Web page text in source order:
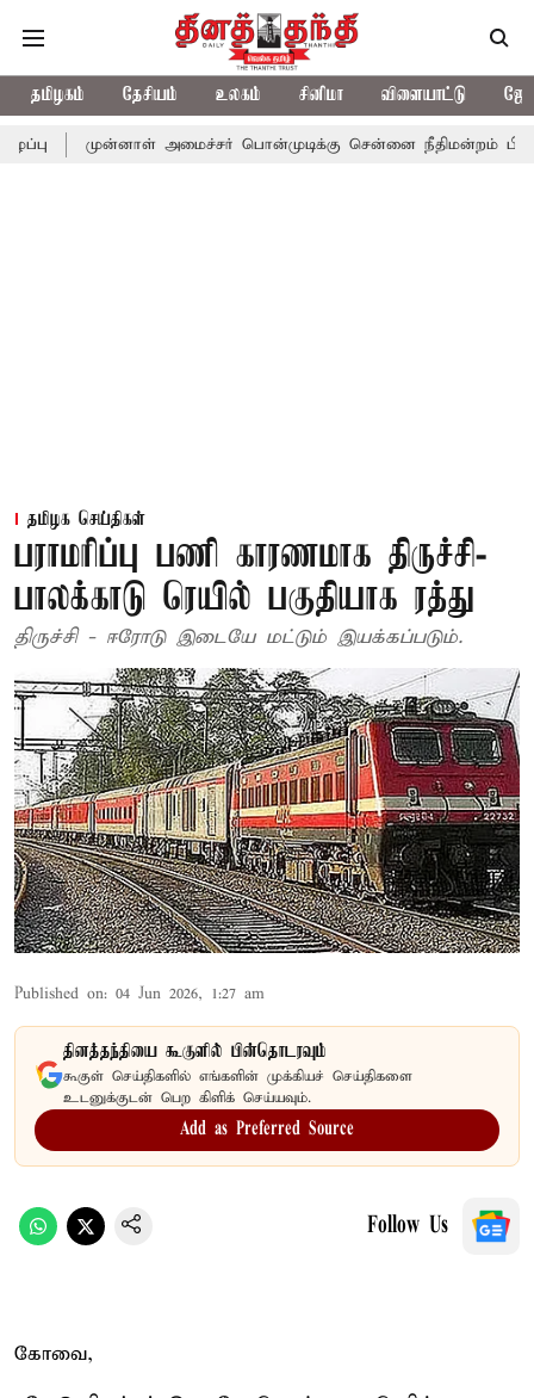
தமிழகம் தேசியம் உலகம் சினிமா விளையாட்டு
அமைச்சர் பொன்முடிக்கு சென்னை நீதிமன்றம் பிடிவாராண்ட்
தமிழக செய்திகள்
பராமரிப்பு பணி காரணமாக திருச்சி-
பாலக்காடு ரெயில் பகுதியாக ரத்து
திருச்சி - ஈரோடு இடையே மட்டும் இயக்கப்படும்.
Published on: 04 Jun 2026, 1:27 am
தினத்தந்தியை கூகுளில் பின்தொடரவும்
கூகுள் செய்திகளில் எங்களின் முக்கியச் செய்திகளை
உடனுக்குடன் பெற கிளிக் செய்யவும்.
Add as Preferred Source
Follow Us
கோவை,